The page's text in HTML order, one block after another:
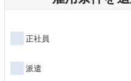
正社員
派遣